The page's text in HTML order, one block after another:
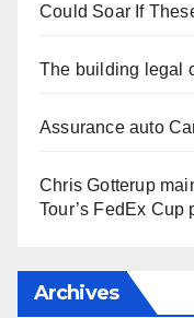
Could Soar If
The building legal
Assurance auto
Chris Gotterup
Tour’s FedEx Cup
Archives